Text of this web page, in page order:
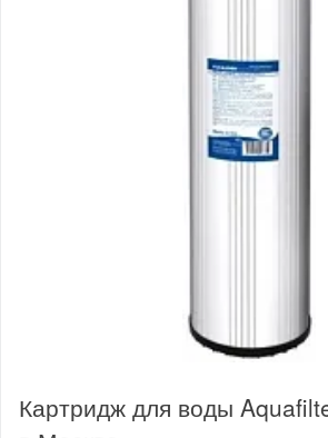
Картридж для воды